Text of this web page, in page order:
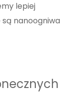
lepiej
nanoogniwa